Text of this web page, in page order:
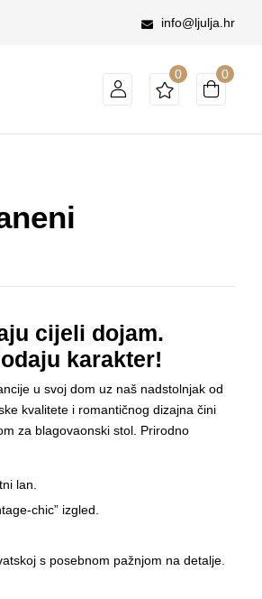
info@ljulja.hr
0 0
cijeli dojam.
karakter!
u svoj dom uz naš nadstolnjak od
kvalitete i romantičnog dizajna čini
za blagovaonski stol. Prirodno
lan.
chic” izgled.
s posebnom pažnjom na detalje.